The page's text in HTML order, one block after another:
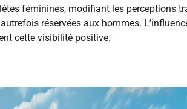
féminines, modifiant les perceptions
réservées aux hommes.
cette visibilité positive.